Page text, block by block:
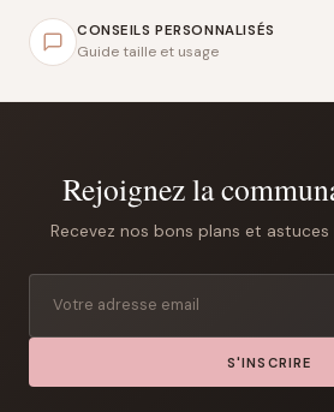
CONSEILS PERSONNALISÉS
Guide taille et usage
Rejoignez la
Recevez nos bons plans et
S'INSCRIRE